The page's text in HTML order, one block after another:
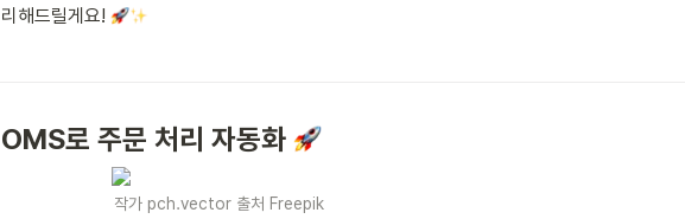
리해드릴게요!
OMS로 주문 처리 자동화
작가 pch.vector 출처 Freepik